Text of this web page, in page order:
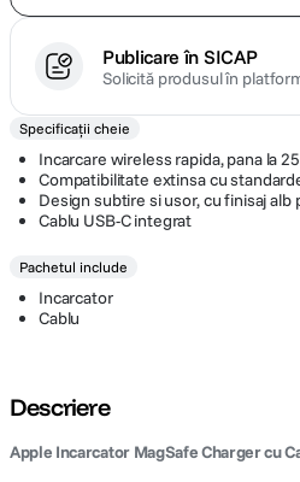
10. godox
Publicare în SICAP
Solicită produsul în
Specificații cheie
Incarcare wireless rapida, pana la
Compatibilitate extinsa cu
Design subtire si usor, cu finisaj alb
Cablu USB-C integrat
Pachetul include
Incarcator
Cablu
Descriere
Apple Incarcator MagSafe Charger cu